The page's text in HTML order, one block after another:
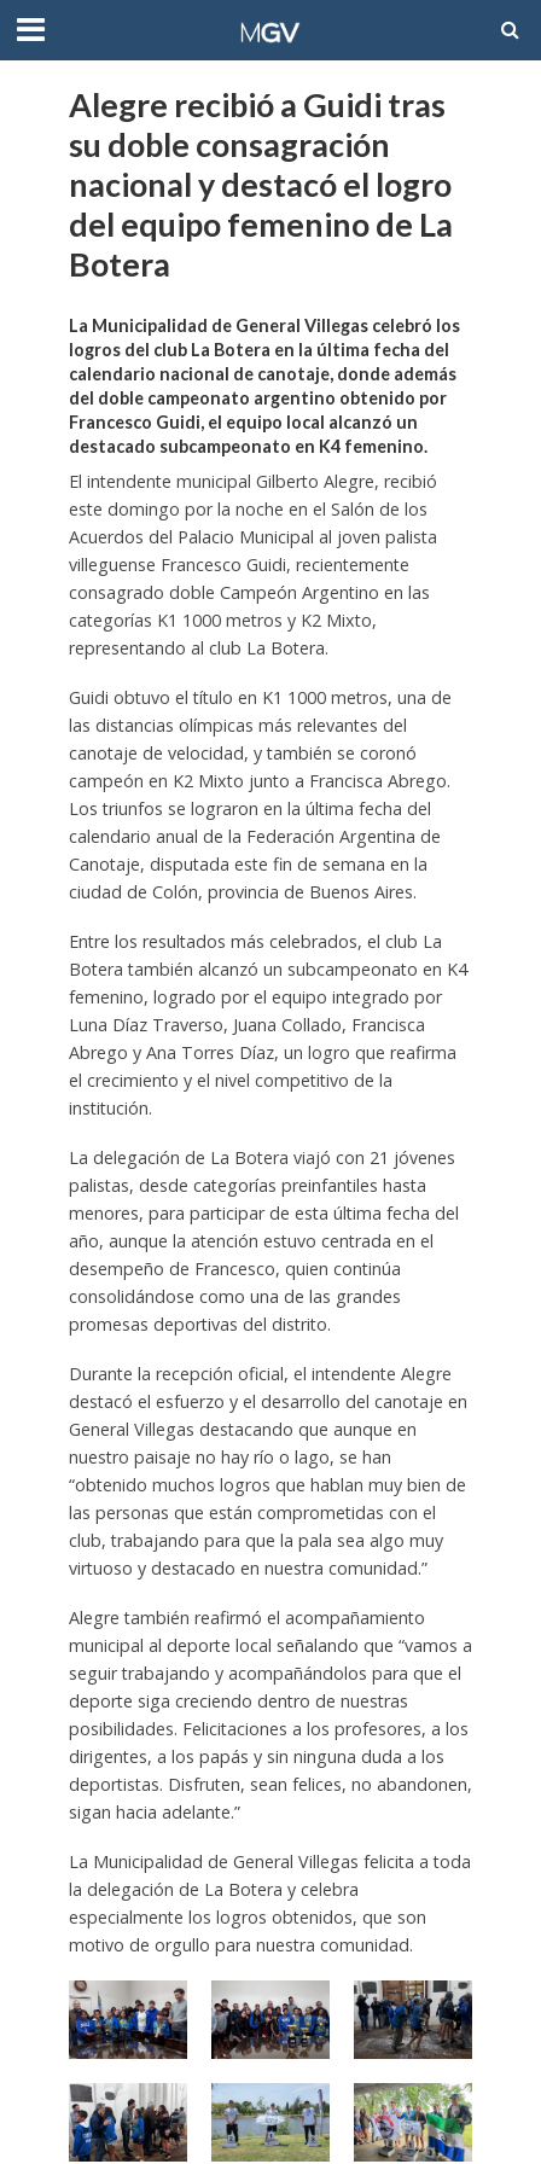
Alegre recibió a Guidi tras
su doble consagración
nacional y destacó el logro
del equipo femenino de La
Botera
La Municipalidad de General Villegas celebró los
logros del club La Botera en la última fecha del
calendario nacional de canotaje, donde además
del doble campeonato argentino obtenido por
Francesco Guidi, el equipo local alcanzó un
destacado subcampeonato en K4 femenino.
El intendente municipal Gilberto Alegre, recibió
este domingo por la noche en el Salón de los
Acuerdos del Palacio Municipal al joven palista
villeguense Francesco Guidi, recientemente
consagrado doble Campeón Argentino en las
categorías K1 1000 metros y K2 Mixto,
representando al club La Botera.
Guidi obtuvo el título en K1 1000 metros, una de
las distancias olímpicas más relevantes del
canotaje de velocidad, y también se coronó
campeón en K2 Mixto junto a Francisca Abrego.
Los triunfos se lograron en la última fecha del
calendario anual de la Federación Argentina de
Canotaje, disputada este fin de semana en la
ciudad de Colón, provincia de Buenos Aires.
Entre los resultados más celebrados, el club La
Botera también alcanzó un subcampeonato en K4
femenino, logrado por el equipo integrado por
Luna Díaz Traverso, Juana Collado, Francisca
Abrego y Ana Torres Díaz, un logro que reafirma
el crecimiento y el nivel competitivo de la
institución.
La delegación de La Botera viajó con 21 jóvenes
palistas, desde categorías preinfantiles hasta
menores, para participar de esta última fecha del
año, aunque la atención estuvo centrada en el
desempeño de Francesco, quien continúa
consolidándose como una de las grandes
promesas deportivas del distrito.
Durante la recepción oficial, el intendente Alegre
destacó el esfuerzo y el desarrollo del canotaje en
General Villegas destacando que aunque en
nuestro paisaje no hay río o lago, se han
“obtenido muchos logros que hablan muy bien de
las personas que están comprometidas con el
club, trabajando para que la pala sea algo muy
virtuoso y destacado en nuestra comunidad.”
Alegre también reafirmó el acompañamiento
municipal al deporte local señalando que “vamos a
seguir trabajando y acompañándolos para que el
deporte siga creciendo dentro de nuestras
posibilidades. Felicitaciones a los profesores, a los
dirigentes, a los papás y sin ninguna duda a los
deportistas. Disfruten, sean felices, no abandonen,
sigan hacia adelante.”
La Municipalidad de General Villegas felicita a toda
la delegación de La Botera y celebra
especialmente los logros obtenidos, que son
motivo de orgullo para nuestra comunidad.